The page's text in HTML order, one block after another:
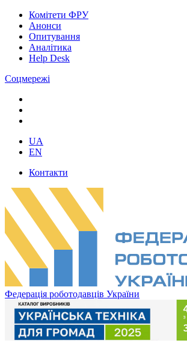
Комітети ФРУ
Анонси
Опитування
Аналітика
Help Desk
Соцмережі
UA
EN
Контакти
Федерація роботодавців України